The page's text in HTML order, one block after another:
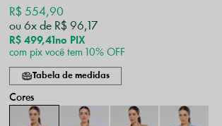
R$ 499,41 no PIX
R$ 554,90
6x
R$ 96,17
com pix você tem 10% OFF
Tabela de medidas